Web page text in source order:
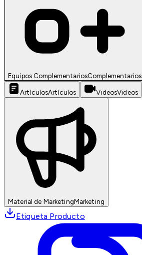
Equipos ComplementariosComplementarios
ArtículosArtículos VideosVideos
Material de MarketingMarketing
Etiqueta Producto